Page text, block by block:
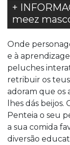
+
meez
Onde
e à
peluches
retribuir os teus
adoram que os
lhes dás beijos.
Penteia o seu
a sua comida
diversão